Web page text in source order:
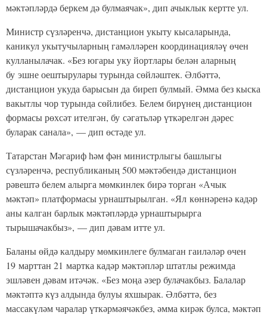
мәктәпләрдә беркем дә булмаячак», дип ачыклык кертте ул.
Министр сүзләренчә, дистанцион укыту кысаларында,
каникул укытучыларның гамәлләрен координацияләү өчен
кулланылачак. «Без югары уку йортлары белән аларның
бу эшне оештырулары турында сөйләштек. Әлбәттә,
дистанцион укуда барысын да биреп булмый. Әмма без кыска
вакытлы чор турында сөйлибез. Белем бирүнең дистанцион
формасы рөхсәт ителгән, бу сәгатьләр үткәрелгән дәрес
буларак санала», — дип өстәде ул.
Татарстан Мәгариф һәм фән министрлыгы башлыгы
сүзләренчә, республиканың 500 мәктәбендә дистанцион
рәвештә белем алырга мөмкинлек бирә торган «Ачык
мәктәп» платформасы урнаштырылган. «Ял көннәренә кадәр
аны калган барлык мәктәпләрдә урнаштырырга
тырышачакбыз», — дип дәвам итте ул.
Баланы өйдә калдыру мөмкинлеге булмаган гаиләләр өчен
19 марттан 21 мартка кадәр мәктәпләр штатлы режимда
эшләвен дәвам итәчәк. «Без моңа әзер булачакбыз. Балалар
мәктәптә күз алдында булуы яхшырак. Әлбәттә, без
массакүләм чаралар үткәрмәячәкбез, әмма кирәк булса, мәктәп